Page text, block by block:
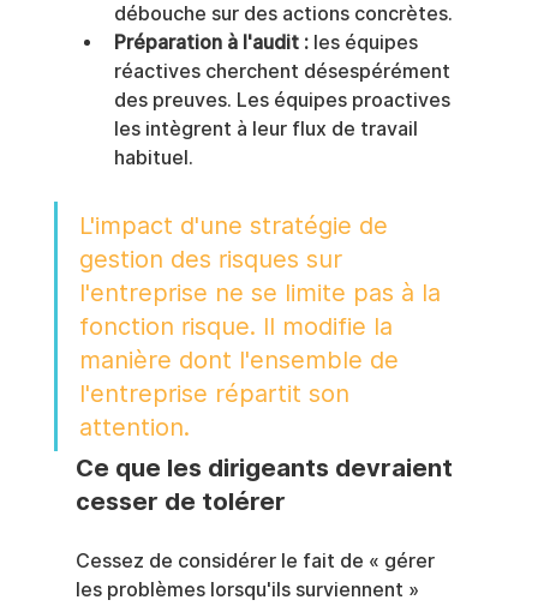
débouche sur des actions concrètes.
Préparation à l'audit : les équipes
réactives cherchent désespérément
des preuves. Les équipes proactives
les intègrent à leur flux de travail
habituel.
L'impact d'une stratégie de
gestion des risques sur
l'entreprise ne se limite pas à la
fonction risque. Il modifie la
manière dont l'ensemble de
l'entreprise répartit son
attention.
Ce que les dirigeants devraient
cesser de tolérer
Cessez de considérer le fait de « gérer
les problèmes lorsqu'ils surviennent »